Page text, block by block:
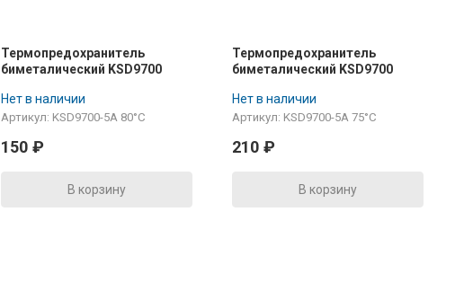
Термопредохранитель
биметалический KSD9700
Нет в наличии
Артикул: KSD9700-5A 80°C
150 ₽
В корзину
Термопредохранитель
биметалический KSD9700
Нет в наличии
Артикул: KSD9700-5A 75°C
210 ₽
В корзину